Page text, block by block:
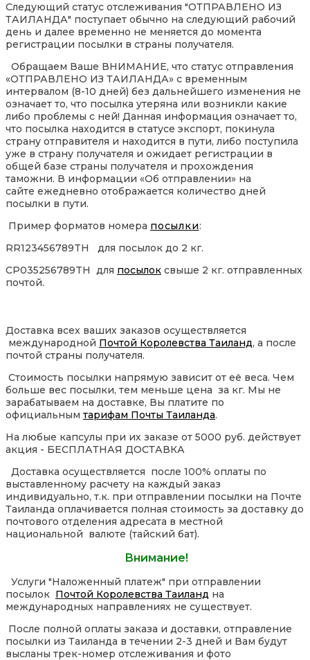
Следующий статус отслеживания "ОТПРАВЛЕНО ИЗ
ТАИЛАНДА" поступает обычно на следующий рабочий
день и далее временно не меняется до момента
регистрации посылки в страны получателя.
Обращаем Ваше ВНИМАНИЕ, что статус отправления
«ОТПРАВЛЕНО ИЗ ТАИЛАНДА» с временным
интервалом (8-10 дней) без дальнейшего изменения не
означает то, что посылка утеряна или возникли какие
либо проблемы с ней! Данная информация означает то,
что посылка находится в статусе экспорт, покинула
страну отправителя и находится в пути, либо поступила
уже в страну получателя и ожидает регистрации в
общей базе страны получателя и прохождения
таможни. В информации «Об отправлении» на
сайте ежедневно отображается количество дней
посылки в пути.
Пример форматов номера посылки:
RR123456789TH для посылок до 2 кг.
CP035256789TH для посылок свыше 2 кг. отправленных
почтой.
Доставка всех ваших заказов осуществляется
международной Почтой Королевства Таиланд, а после
почтой страны получателя.
Стоимость посылки напрямую зависит от её веса. Чем
больше вес посылки, тем меньше цена за кг. Мы не
зарабатываем на доставке, Вы платите по
официальным тарифам Почты Таиланда.
На любые капсулы при их заказе от 5000 руб. действует
акция - БЕСПЛАТНАЯ ДОСТАВКА
Доставка осуществляется после 100% оплаты по
выставленному расчету на каждый заказ
индивидуально, т.к. при отправлении посылки на Почте
Таиланда оплачивается полная стоимость за доставку до
почтового отделения адресата в местной
национальной валюте (тайский бат).
Внимание!
Услуги "Наложенный платеж" при отправлении
посылок Почтой Королевства Таиланд на
международных направлениях не существует.
После полной оплаты заказа и доставки, отправление
посылки из Таиланда в течении 2-3 дней и Вам будут
высланы трек-номер отслеживания и фото